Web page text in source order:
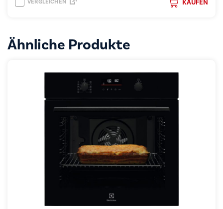
KAUFEN
VERGLEICHEN
Ähnliche Produkte